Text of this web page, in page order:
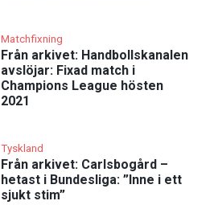
Matchfixning
Från arkivet: Handbollskanalen
avslöjar: Fixad match i
Champions League hösten
2021
Tyskland
Från arkivet: Carlsbogård –
hetast i Bundesliga: ”Inne i ett
sjukt stim”